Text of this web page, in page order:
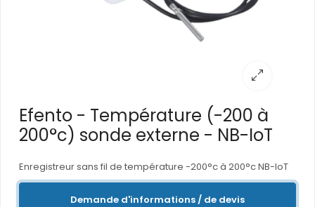
Efento - Température (-200 à
200°c) sonde externe - NB-IoT
Enregistreur sans fil de température -200°c à 200°c NB-IoT
Demande d'informations / de devis